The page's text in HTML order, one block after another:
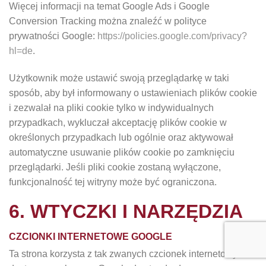
Więcej informacji na temat Google Ads i Google
Conversion Tracking można znaleźć w polityce
prywatności Google: https://policies.google.com/privacy?
hl=de.
Użytkownik może ustawić swoją przeglądarkę w taki
sposób, aby był informowany o ustawieniach plików cookie
i zezwalał na pliki cookie tylko w indywidualnych
przypadkach, wykluczał akceptację plików cookie w
określonych przypadkach lub ogólnie oraz aktywował
automatyczne usuwanie plików cookie po zamknięciu
przeglądarki. Jeśli pliki cookie zostaną wyłączone,
funkcjonalność tej witryny może być ograniczona.
6. WTYCZKI I NARZĘDZIA
CZCIONKI INTERNETOWE GOOGLE
Ta strona korzysta z tak zwanych czcionek internetowych